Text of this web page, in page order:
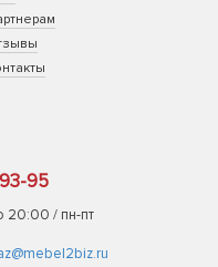
95
20:00 / пн-пт